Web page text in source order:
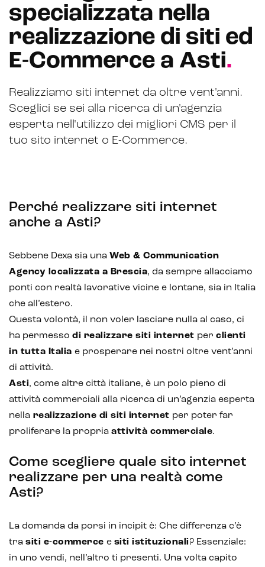
Hubspot
Email marketing
Lead generation e nurturing
Customer segmentation
specializzata nella
realizzazione di siti ed
E-Commerce a Asti.
Realizziamo siti internet da oltre vent'anni.
Sceglici se sei alla ricerca di un'agenzia
esperta nell'utilizzo dei migliori CMS per il
tuo sito internet o E-Commerce.
Perché realizzare siti internet
anche a Asti?
Sebbene Dexa sia una Web & Communication
Agency localizzata a Brescia, da sempre allacciamo
ponti con realtà lavorative vicine e lontane, sia in Italia
che all’estero.
Questa volontà, il non voler lasciare nulla al caso, ci
ha permesso di realizzare siti internet per clienti
in tutta Italia e prosperare nei nostri oltre vent’anni
di attività.
Asti, come altre città italiane, è un polo pieno di
attività commerciali alla ricerca di un’agenzia esperta
nella realizzazione di siti internet per poter far
proliferare la propria attività commerciale.
Come scegliere quale sito internet
realizzare per una realtà come
Asti?
La domanda da porsi in incipit è: Che differenza c’è
tra siti e-commerce e siti istituzionali? Essenziale:
in uno vendi, nell’altro ti presenti. Una volta capito